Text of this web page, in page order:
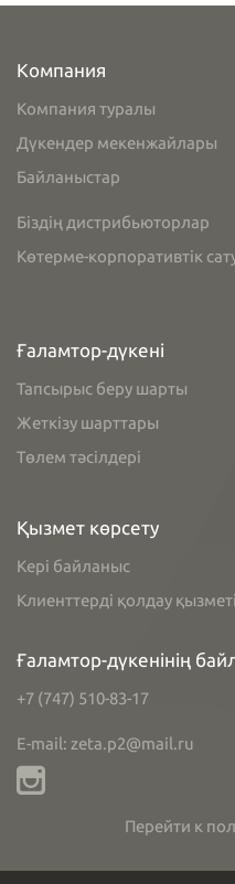
Компания
Компания туралы
Дүкендер мекенжайлары
Байланыстар
Біздің дистрибьюторлар
Көтерме-корпоративтік
Ғаламтор-дүкені
Тапсырыс беру шарты
Жеткізу шарттары
Төлем тәсілдері
Қызмет көрсету
Кері байланыс
Клиенттерді қолдау қызметі
Ғаламтор-дүкенінің
+7 (747) 510-83-17
E-mail: zeta.p2@mail.ru
Перейти к